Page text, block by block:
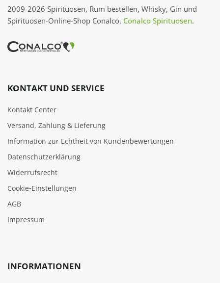
2009-2026 Spirituosen, Rum bestellen, Whisky, Gin und
Spirituosen-Online-Shop Conalco. Conalco Spirituosen.
KONTAKT UND SERVICE
Kontakt Center
Versand, Zahlung & Lieferung
Information zur Echtheit von Kundenbewertungen
Datenschutzerklärung
Widerrufsrecht
Cookie‑Einstellungen
AGB
Impressum
INFORMATIONEN